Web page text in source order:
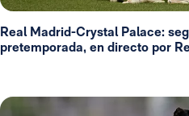
Real Madrid-Crystal Palace:
pretemporada, en directo por